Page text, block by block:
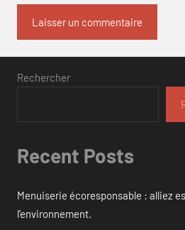
Rechercher
Recent Posts
Menuiserie écoresponsable : alliez
l’environnement.